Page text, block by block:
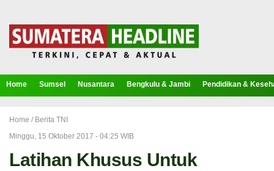
Home Sumsel Nusantara Bengkulu & Jambi Pendidikan &
Home / Berita TNI
Minggu, 15 Oktober 2017 - 04:25 WIB
Latihan Khusus Untuk